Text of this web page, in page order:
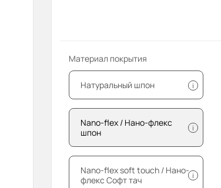
Материал покрытия
Натуральный шпон i
Nano-flex / Нано-флекс
шпон
i
Nano-flex soft touch / Нано-
флекс Софт тач
i